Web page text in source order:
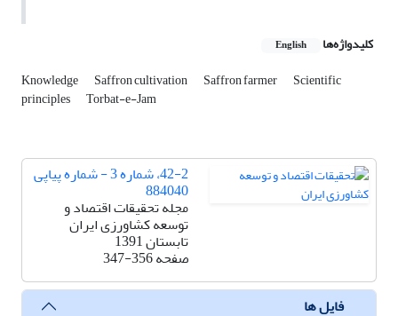
کلیدواژه‌ها English
Knowledge Saffron cultivation Saffron farmer Scientific
principles Torbat-e-Jam
42-2، شماره 3 - شماره پیاپی
884040
مجله تحقیقات اقتصاد و
توسعه کشاورزی ایران
تابستان 1391
صفحه347-356
فایل ها